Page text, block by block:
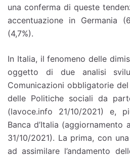
una conferma di queste
accentuazione in Germania
(4,7%).
In Italia, il fenomeno delle
oggetto di due analisi
Comunicazioni obbligatorie
delle Politiche sociali da
(lavoce.info 21/10/2021) e,
Banca d’Italia (aggiornamento
31/10/2021). La prima, con
ad assimilare l’andamento